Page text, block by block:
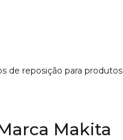
de reposição para
Makita